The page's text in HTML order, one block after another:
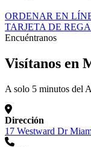
ORDENAR EN
TARJETA DE
Encuéntranos
Visítanos en
A solo 5 minutos del
Dirección
17 Westward Dr